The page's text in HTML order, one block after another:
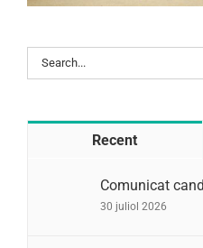
Search
for:
Recent
Comunicat
30 juliol 2026